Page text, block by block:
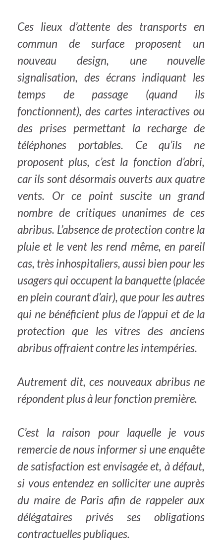
Ces lieux d’attente des transports en
commun de surface proposent un
nouveau design, une nouvelle
signalisation, des écrans indiquant les
temps de passage (quand ils
fonctionnent), des cartes interactives ou
des prises permettant la recharge de
téléphones portables. Ce qu’ils ne
proposent plus, c’est la fonction d’abri,
car ils sont désormais ouverts aux quatre
vents. Or ce point suscite un grand
nombre de critiques unanimes de ces
abribus. L’absence de protection contre la
pluie et le vent les rend même, en pareil
cas, très inhospitaliers, aussi bien pour les
usagers qui occupent la banquette (placée
en plein courant d’air), que pour les autres
qui ne bénéficient plus de l’appui et de la
protection que les vitres des anciens
abribus offraient contre les intempéries.
Autrement dit, ces nouveaux abribus ne
répondent plus à leur fonction première.
C’est la raison pour laquelle je vous
remercie de nous informer si une enquête
de satisfaction est envisagée et, à défaut,
si vous entendez en solliciter une auprès
du maire de Paris afin de rappeler aux
délégataires privés ses obligations
contractuelles publiques.